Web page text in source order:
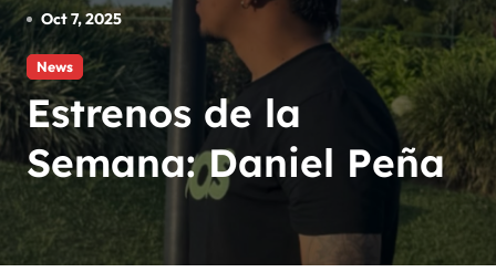
Oct 7, 2025
News
Estrenos de la
Semana: Daniel Peña